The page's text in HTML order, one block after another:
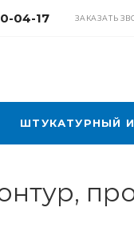
04-17 ЗАКАЗАТЬ
ШТУКАТУРНЫЙ